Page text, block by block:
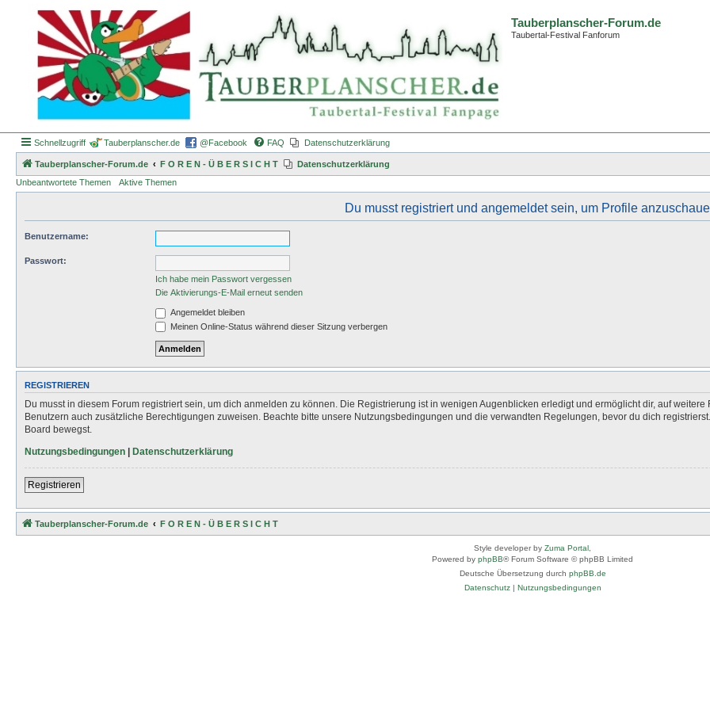
Tauberplanscher-Forum.de
Taubertal-Festival Fanforum
Schnellzugriff Tauberplanscher.de @Facebook FAQ Datenschutzerklärung
Tauberplanscher-Forum.de F O R E N - Ü B E R S I C H T
Datenschutzerklärung
Unbeantwortete Themen
Aktive Themen
Du musst registriert und angemeldet sein, um Profile
Benutzername:
Passwort:
Ich habe mein Passwort vergessen
Die Aktivierungs-E-Mail erneut senden
Angemeldet bleiben
Meinen Online-Status während dieser Sitzung verbergen
REGISTRIEREN
Du musst in diesem Forum registriert sein, um dich anmelden zu können. Die Registrierung ist in wenigen Augenblicken erledigt und ermöglicht dir, auf
Benutzern auch zusätzliche Berechtigungen zuweisen. Beachte bitte unsere Nutzungsbedingungen und die verwandten Regelungen, bevor du dich
Board bewegst.
Nutzungsbedingungen | Datenschutzerklärung
Registrieren
Tauberplanscher-Forum.de F O R E N - Ü B E R S I C H T
Style developer by Zuma Portal
Powered by phpBB® Forum Software © phpBB Limited
Deutsche Übersetzung durch phpBB.de
Datenschutz| Nutzungsbedingungen